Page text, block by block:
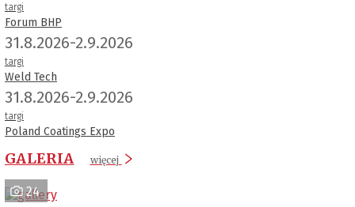
targi
Forum BHP
31.8.2026-2.9.2026
targi
Weld Tech
31.8.2026-2.9.2026
targi
Poland Coatings Expo
GALERIA więcej
24